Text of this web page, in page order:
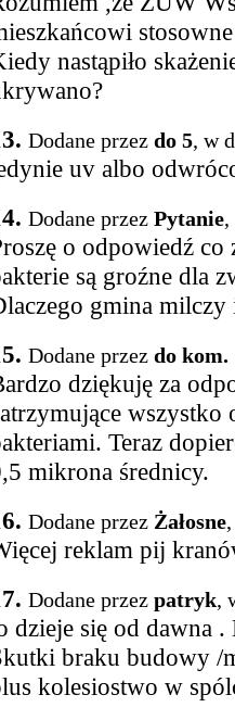
nastąpiło
Dodane przez do 5, w
uv albo
Dodane przez Pytanie,
o odpowiedź co
są groźne dla
gmina
Dodane przez do kom.
dziękuję za
wszystko
Teraz
mikrona średnicy.
Dodane przez Żałosne
reklam pij
Dodane przez patryk,
dzieje się od dawna
braku budowy /
kolesiostwo w